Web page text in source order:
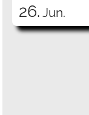
26. Jun.